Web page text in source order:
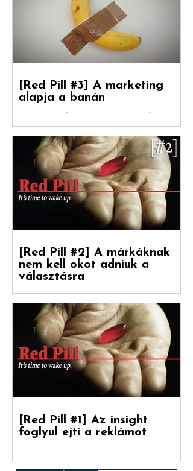
Jánossal, a Hogyan nőnek a márkák
fordítójával Kovács Levente (White Rabbit
alapja a banán
Debreceni Jánossal , a Hogyan nőnek a
márkák című könyv fordítójával Kovács
Levente [ White Rabbit kreatívigazgató,
Reklámtörténet...
választásra
Debreceni Jánossal, a Hogyan nőnek a
márkák című könyv fordítójával
beszélgettünk a marketinges
paradigmaváltásról és annak megannyi...
foglyul ejti a reklámot